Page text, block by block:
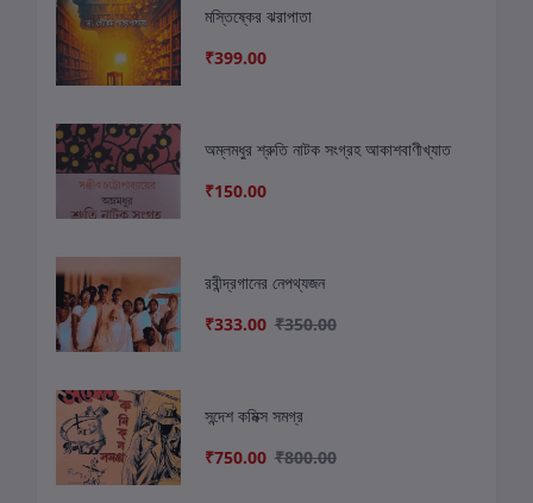
মস্তিষ্কের ঝরাপাতা
₹399.00
অম্লমধুর শ্রুতি নাটক সংগ্রহ আকাশবাণীখ্যাত
₹150.00
রবীন্দ্রগানের নেপথ্যজন
₹333.00 ₹350.00
সন্দেশ কমিক্স সমগ্র
₹750.00 ₹800.00